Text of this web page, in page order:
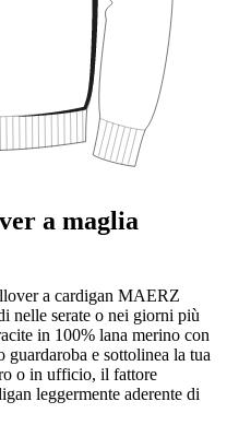
a maglia
a cardigan MAERZ
nelle serate o nei giorni più
in 100% lana merino con
e sottolinea la tua
o in ufficio, il fattore
leggermente aderente di